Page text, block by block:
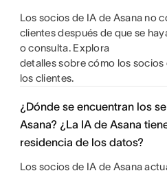
Los socios de IA de Asana no
clientes después de que se
o consulta. Explora
detalles sobre cómo los socios
los clientes.
¿Dónde se encuentran los
Asana? ¿La IA de Asana
residencia de los datos?
Los socios de IA de Asana